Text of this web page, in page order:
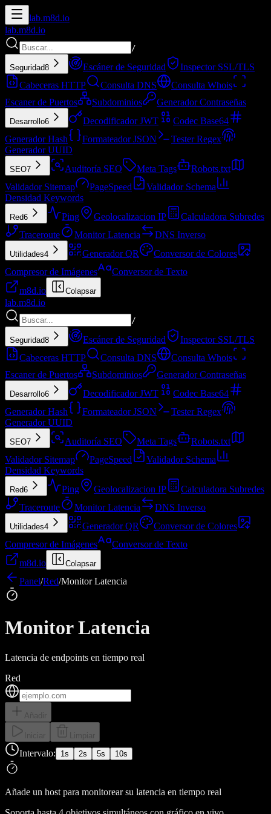
lab.m8d.io
lab.m8d.io
/
Seguridad8 Escáner de Seguridad
Inspector SSL/TLS
Cabeceras HTTP
Consulta DNS
Consulta Whois
Escaner de Puertos
Subdominios Generador Contraseñas
Desarrollo6 Decodificador JWT
Codec Base64
Generador Hash
Formateador JSON
Tester Regex
Generador UUID
SEO7 Auditoría SEO Meta Tags
Robots.txt
Validador Sitemap
PageSpeed
Validador Schema
Densidad Keywords
Red6 Ping Geolocalizacion IP
Calculadora Subredes
Traceroute
Monitor Latencia DNS Inverso
Utilidades4 Generador QR
Conversor de Colores
Compresor de Imágenes
Conversor de Texto
m8d.io
Colapsar
lab.m8d.io
/
Seguridad8 Escáner de Seguridad
Inspector SSL/TLS
Cabeceras HTTP
Consulta DNS
Consulta Whois
Escaner de Puertos
Subdominios Generador Contraseñas
Desarrollo6 Decodificador JWT
Codec Base64
Generador Hash
Formateador JSON
Tester Regex
Generador UUID
SEO7 Auditoría SEO Meta Tags
Robots.txt
Validador Sitemap
PageSpeed
Validador Schema
Densidad Keywords
Red6 Ping Geolocalizacion IP
Calculadora Subredes
Traceroute
Monitor Latencia DNS Inverso
Utilidades4 Generador QR
Conversor de Colores
Compresor de Imágenes
Conversor de Texto
m8d.io
Colapsar
Panel/Red/Monitor Latencia
Monitor Latencia
Latencia de endpoints en tiempo real
Red
Añadir
Iniciar Limpiar
Intervalo: 1s 2s 5s 10s
Añade un host para monitorear su latencia en tiempo real